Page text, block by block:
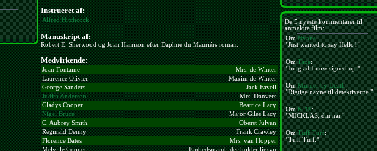
Instrueret af:
Alfred Hitchcock
Manuskript af:
Robert E. Sherwood og Joan Harrison efter Daphne du Mauriérs roman.
Medvirkende:
Joan Fontaine
Mrs. de Winter
Laurence Olivier
Maxim de Winter
George Sanders
Jack Favell
Judith Anderson
Mrs. Danvers
Gladys Cooper
Beatrice Lacy
Nigel Bruce
Major Giles Lacy
C. Aubrey Smith
Oberst Julyan
Reginald Denny
Frank Crawley
Florence Bates
Mrs. van Hopper
De 5 nyeste kommentarer til
anmeldte film:
OmNynne:
"Just wanted to say Hello!."
OmTape:
"Im glad I now signed up."
OmMurder by Death:
"Rigtige navne til detektiverne."
OmK-19:
"MICKLAS, din nar."
OmTuff Turf:
"Tuff Turf."